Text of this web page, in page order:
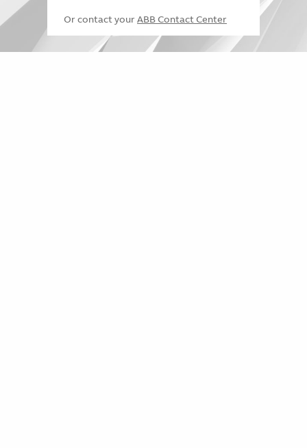
Or contact your ABB Contact Center